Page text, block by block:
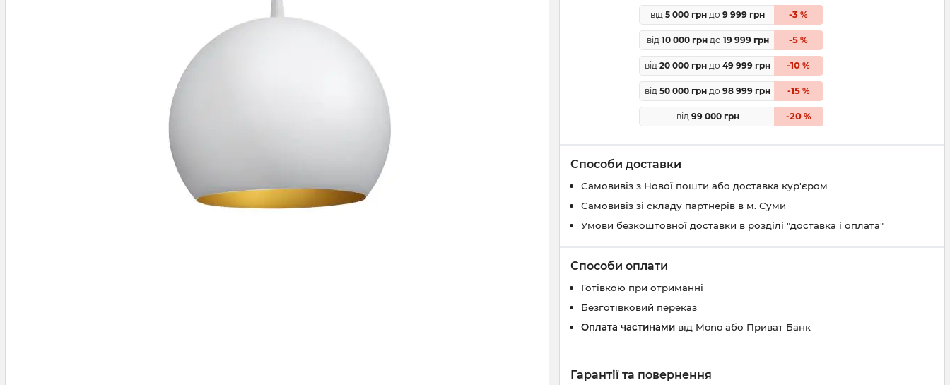
від 5 000 грн до 9 999 грн -3 %
від 10 000 грндо 19 999 грн -5 %
від 20 000 грн до 49 999 грн -10 %
від 50 000 грн до 98 999 грн -15%
від 99 000 грн -20%
Способи доставки
Самовивіз з Нової пошти або доставка кур'єром
Самовивіз зі складу партнерів в м. Суми
Умови безкоштовної доставки в розділі "доставка і оплата"
Способи оплати
Готівкою при отриманні
Безготівковий переказ
Оплата частинами від Mono або Приват Банк
Гарантії та повернення